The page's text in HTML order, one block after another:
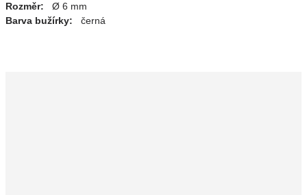
Rozměr: Ø 6 mm
Barva bužírky: černá